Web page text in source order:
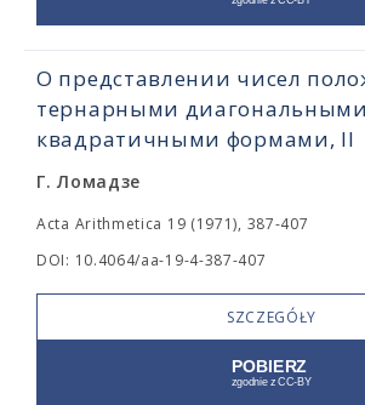
О представлении чисел
тернарными диагональными
квадратичными формами, II
Г. Ломадзе
Acta Arithmetica 19 (1971), 387-407
DOI: 10.4064/aa-19-4-387-407
SZCZEGÓŁY